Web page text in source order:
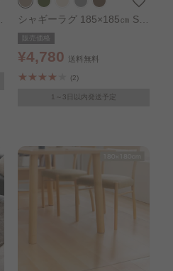
シャギーラグ 185×185㎝ SG
R-1818 ベージュ
販売価格
¥4,780 送料無料
(2)
1～3日以内発送予定